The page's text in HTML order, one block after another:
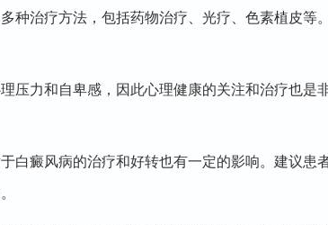
种治疗方法，包括药物治疗、光疗、色素植皮
压力和自卑感，因此心理健康的关注和治疗也
白癜风病的治疗和好转也有一定的影响。建议